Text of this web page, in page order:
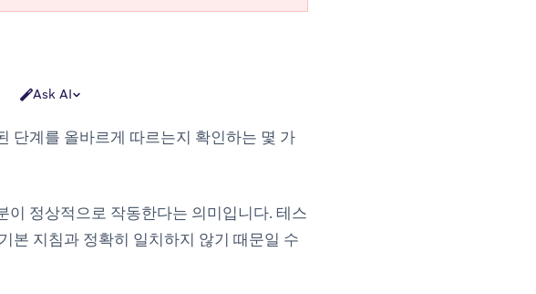
Ask AI
단계를 올바르게 따르는지 확인하는 몇 가
정상적으로 작동한다는 의미입니다. 테스
본 지침과 정확히 일치하지 않기 때문일 수